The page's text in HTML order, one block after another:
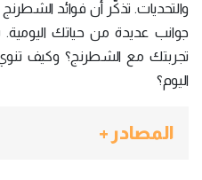
والتحديات. تذكّر أن فوائد
جوانب عديدة من حياتك
تجربتك مع الشطرنج؟ وكيف
اليوم؟
المصادر +